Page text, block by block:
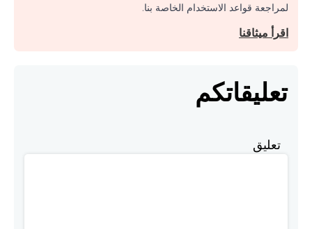
لمراجعة قواعد الاستخدام الخاصة بنا.
اقرأ ميثاقنا
تعليقاتكم
تعليق